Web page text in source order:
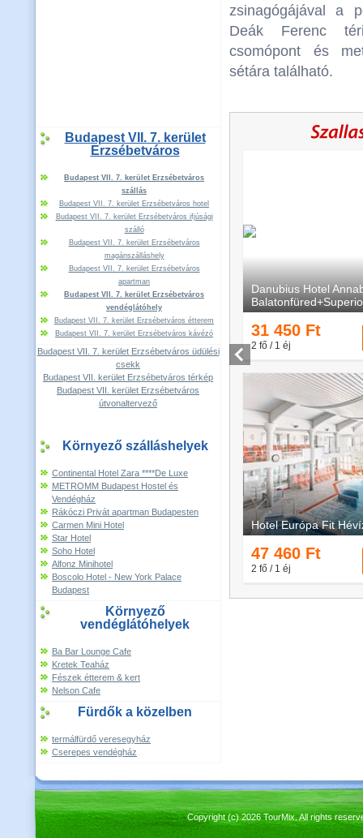
Budapest VII. 7. kerület
Erzsébetváros
Budapest VII. 7. kerület Erzsébetváros
szállás
Budapest VII. 7. kerület Erzsébetváros hotel
Budapest VII. 7. kerület Erzsébetváros ifjúsági
szálló
Budapest VII. 7. kerület Erzsébetváros
magánszálláshely
Budapest VII. 7. kerület Erzsébetváros
apartman
Budapest VII. 7. kerület Erzsébetváros
vendéglátóhely
Budapest VII. 7. kerület Erzsébetváros étterem
Budapest VII. 7. kerület Erzsébetváros kávézó
Budapest VII. 7. kerület Erzsébetváros üdülési
csekk
Budapest VII. kerület Erzsébetváros térkép
Budapest VII. kerület Erzsébetváros
útvonaltervező
Környező szálláshelyek
Continental Hotel Zara ****De Luxe
METROMM Budapest Hostel és
Vendégház
Rákóczi Privát apartman Budapesten
Carmen Mini Hotel
Star Hotel
Soho Hotel
Alfonz Minihotel
Boscolo Hotel - New York Palace
Budapest
Környező
vendéglátóhelyek
Ba Bar Lounge Cafe
Kretek Teaház
Fészek étterem & kert
Nelson Cafe
Fürdők a közelben
termálfürdő veresegyház
Cserepes vendégház
zsinagógájával a
Deák Ferenc téri
csomópont és
sétára található.
Copyright (c) 2026 TourMix. All rights